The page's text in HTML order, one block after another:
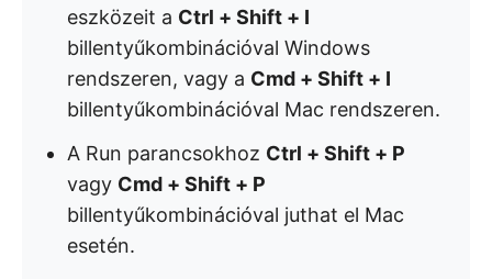
eszközeit a Ctrl + Shift + I
billentyűkombinációval Windows
rendszeren, vagy a Cmd + Shift + I
billentyűkombinációval Mac rendszeren.
A Run parancsokhoz Ctrl + Shift + P
vagy Cmd + Shift + P
billentyűkombinációval juthat el Mac
esetén.